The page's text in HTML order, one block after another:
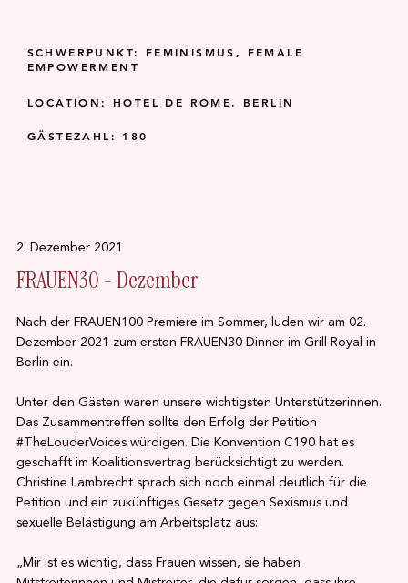
SCHWERPUNKT: FEMINISMUS, FEMALE
EMPOWERMENT
LOCATION: HOTEL DE ROME, BERLIN
GÄSTEZAHL: 180
2. Dezember 2021
FRAUEN30 - Dezember
Nach der FRAUEN100 Premiere im Sommer, luden wir am 02.
Dezember 2021 zum ersten FRAUEN30 Dinner im Grill Royal in
Berlin ein.
Unter den Gästen waren unsere wichtigsten Unterstützerinnen.
Das Zusammentreffen sollte den Erfolg der Petition
#TheLouderVoices würdigen. Die Konvention C190 hat es
geschafft im Koalitionsvertrag berücksichtigt zu werden.
Christine Lambrecht sprach sich noch einmal deutlich für die
Petition und ein zukünftiges Gesetz gegen Sexismus und
sexuelle Belästigung am Arbeitsplatz aus:
„Mir ist es wichtig, dass Frauen wissen, sie haben